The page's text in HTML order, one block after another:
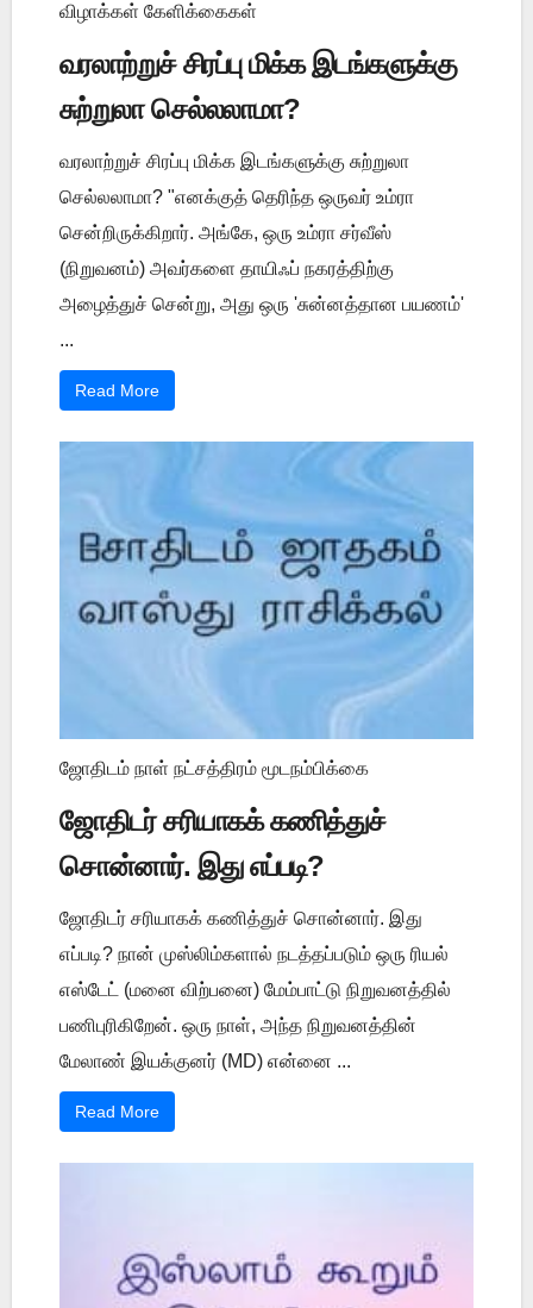
விழாக்கள் கேளிக்கைகள்
வரலாற்றுச் சிரப்பு மிக்க இடங்களுக்கு
சுற்றுலா செல்லலாமா?
வரலாற்றுச் சிரப்பு மிக்க இடங்களுக்கு சுற்றுலா
செல்லலாமா? "எனக்குத் தெரிந்த ஒருவர் உம்ரா
சென்றிருக்கிறார். அங்கே, ஒரு உம்ரா சர்வீஸ்
(நிறுவனம்) அவர்களை தாயிஃப் நகரத்திற்கு
அழைத்துச் சென்று, அது ஒரு 'சுன்னத்தான பயணம்'
...
Read More
ஜோதிடம் நாள் நட்சத்திரம் மூடநம்பிக்கை
ஜோதிடர் சரியாகக் கணித்துச்
சொன்னார். இது எப்படி?
ஜோதிடர் சரியாகக் கணித்துச் சொன்னார். இது
எப்படி? நான் முஸ்லிம்களால் நடத்தப்படும் ஒரு ரியல்
எஸ்டேட் (மனை விற்பனை) மேம்பாட்டு நிறுவனத்தில்
பணிபுரிகிறேன். ஒரு நாள், அந்த நிறுவனத்தின்
மேலாண் இயக்குனர் (MD) என்னை ...
Read More